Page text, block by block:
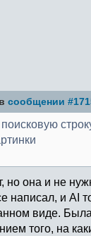
сообщении
но она и не
написал, и AI
виде.
того, на